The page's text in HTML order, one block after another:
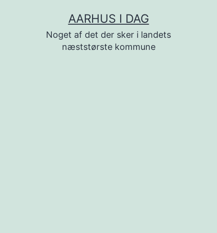
AARHUS I DAG
Noget af det der sker i landets
næststørste kommune